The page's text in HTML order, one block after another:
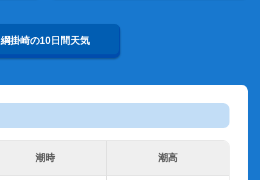
綱掛崎の10日間天気
潮時 潮高